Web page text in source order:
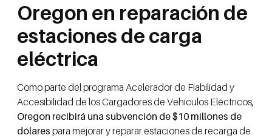
Oregon en reparación de
estaciones de carga
eléctrica
Como parte del programa Acelerador de Fiabilidad y
Accesibilidad de los Cargadores de Vehículos Eléctricos,
Oregon recibirá una subvención de $10 millones de
dólares para mejorar y reparar estaciones de recarga de